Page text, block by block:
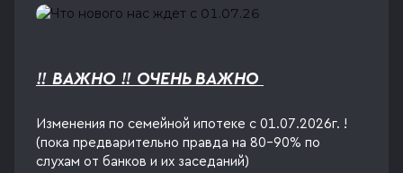
‼️ ВАЖНО ‼️ ОЧЕНЬ ВАЖНО
Изменения по семейной ипотеке с 01.07.2026г. !
(пока предварительно правда на 80-90% по
слухам от банков и их заседаний)